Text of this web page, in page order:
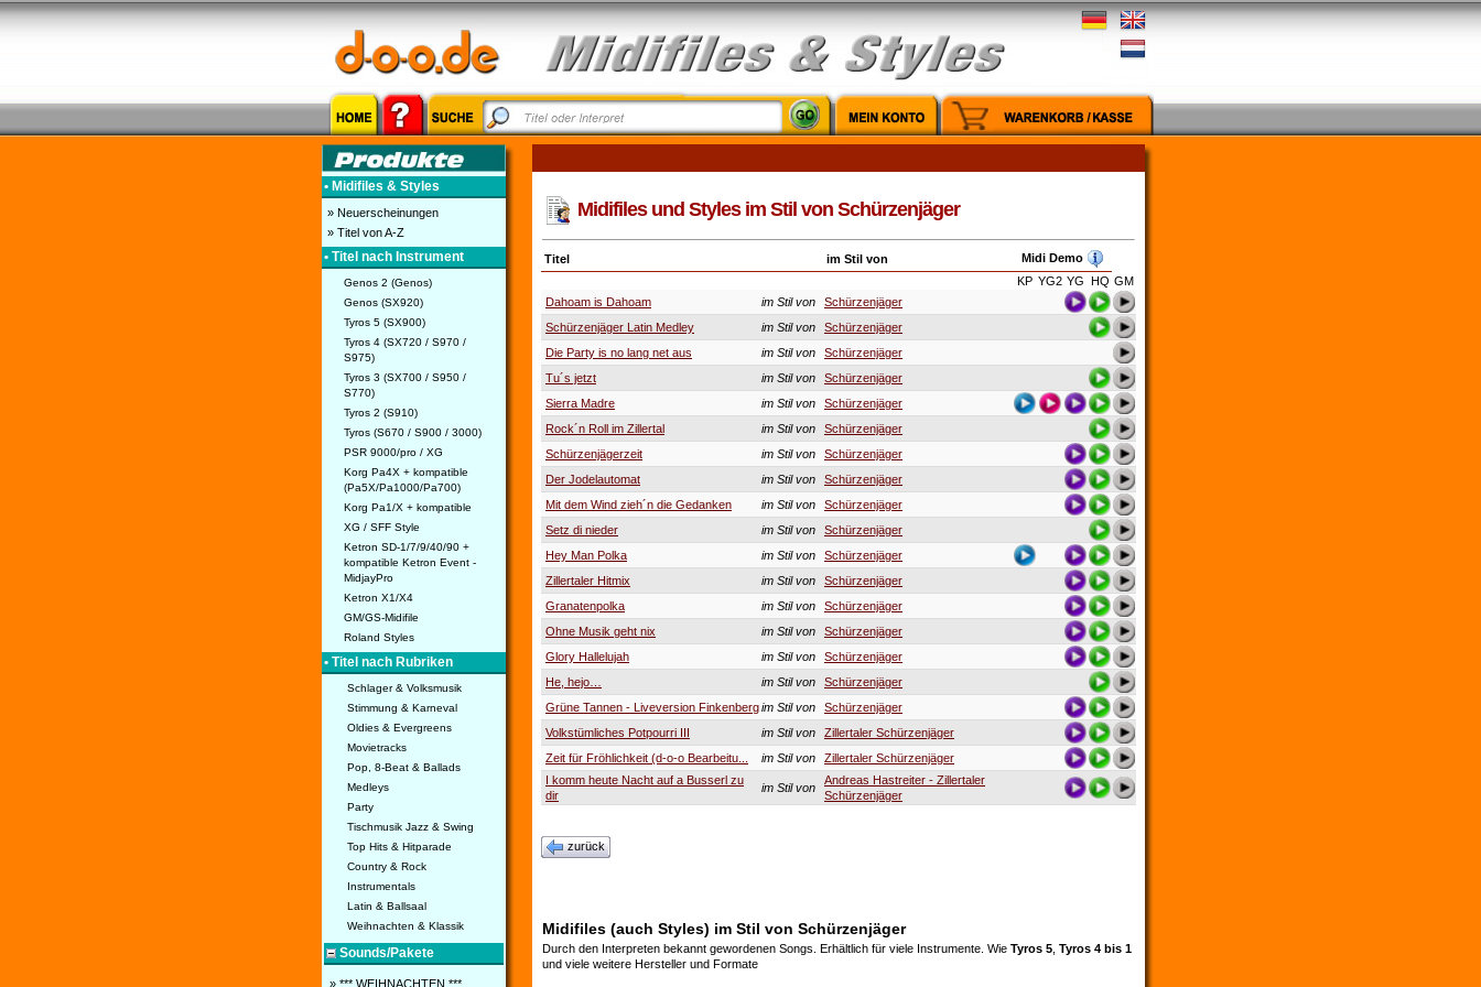
• Midifiles & Styles
» Neuerscheinungen
» Titel von A-Z
• Titel nach Instrument
Genos 2 (Genos)
Genos (SX920)
Tyros 5 (SX900)
Tyros 4 (SX720 / S970 /
S975)
Tyros 3 (SX700 / S950 /
S770)
Tyros 2 (S910)
Tyros (S670 / S900 / 3000)
PSR 9000/pro / XG
Korg Pa4X + kompatible
(Pa5X/Pa1000/Pa700)
Korg Pa1/X + kompatible
XG / SFF Style
Ketron SD-1/7/9/40/90 +
kompatible Ketron Event -
MidjayPro
Ketron X1/X4
GM/GS-Midifile
Roland Styles
• Titel nach Rubriken
Schlager & Volksmusik
Stimmung & Karneval
Oldies & Evergreens
Movietracks
Pop, 8-Beat & Ballads
Medleys
Party
Tischmusik Jazz & Swing
Top Hits & Hitparade
Country & Rock
Instrumentals
Latin & Ballsaal
Weihnachten & Klassik
Sounds/Pakete
» *** WEIHNACHTEN ***
Midifiles und Styles im Stil von Schürzenjäger
Titel im Stil von
Midi Demo
KP YG2 YG HQ GM
Dahoam is Dahoam
im Stil von
Schürzenjäger
Schürzenjäger Latin Medley
im Stil von
Schürzenjäger
Die Party is no lang net aus
im Stil von
Schürzenjäger
Tu´s jetzt
im Stil von
Schürzenjäger
Sierra Madre
im Stil von
Schürzenjäger
Rock´n Roll im Zillertal
im Stil von
Schürzenjäger
Schürzenjägerzeit
im Stil von
Schürzenjäger
Der Jodelautomat
im Stil von
Schürzenjäger
Mit dem Wind zieh´n die Gedanken
im Stil von
Schürzenjäger
Setz di nieder
im Stil von
Schürzenjäger
Hey Man Polka
im Stil von
Schürzenjäger
Zillertaler Hitmix
im Stil von
Schürzenjäger
Granatenpolka
im Stil von
Schürzenjäger
Ohne Musik geht nix
im Stil von
Schürzenjäger
Glory Hallelujah
im Stil von
Schürzenjäger
He, hejo…
im Stil von
Schürzenjäger
Grüne Tannen - Liveversion Finkenbergim Stil von
Schürzenjäger
Volkstümliches Potpourri III
im Stil von
Zillertaler Schürzenjäger
Zeit für Fröhlichkeit (d-o-o Bearbeitu...
im Stil von
Zillertaler Schürzenjäger
I komm heute Nacht auf a Busserl zu
dir
im Stil von
Andreas Hastreiter - Zillertaler
Schürzenjäger
zurück
Midifiles (auch Styles) im Stil von Schürzenjäger
Durch den Interpreten bekannt gewordenen Songs. Erhältlich für viele Instrumente. Wie Tyros 5 Tyros 4 bis 1
und viele weitere Hersteller und Formate